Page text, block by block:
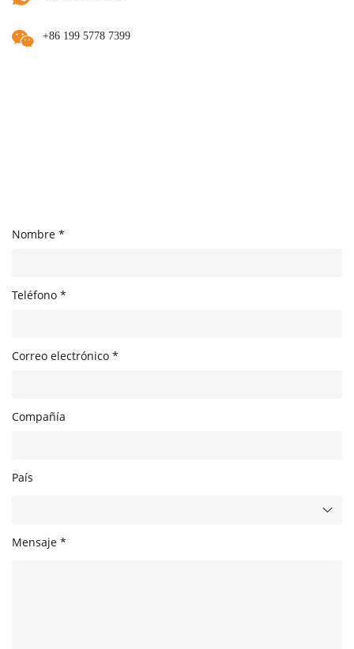
+86 199 5778 7399
Nombre *
Teléfono *
Correo electrónico *
Compañía
País
Mensaje *